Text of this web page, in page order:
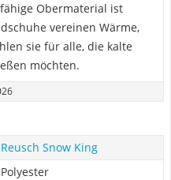
Obermaterial ist
vereinen Wärme,
sie für alle, die kalte
möchten.
Reusch Snow King
Polyester